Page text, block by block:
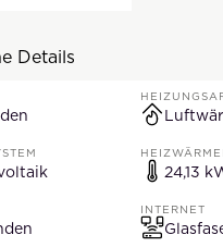
Details
24,13
INTERNET